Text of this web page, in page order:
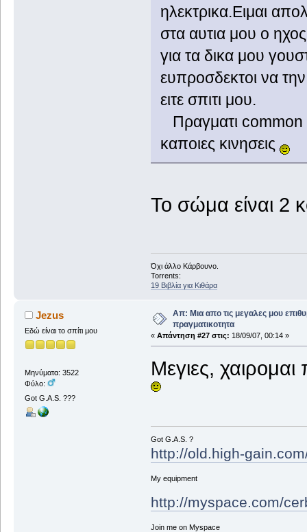
ηλεκτρικα.Ειμαι
στα αυτια μου ο
για τα δικα μου
ευπροσδεκτοι να
ειτε σπιτι μου.
Πραγματι common
καποιες κινησεις
Το σώμα είναι 2
Όχι άλλο Κάρβουνο.
Torrents:
19 Βιβλία για Κιθάρα
Jezus
Εδώ είναι το σπίτι μου
Μηνύματα: 3522
Φύλο:
Got G.A.S. ???
Απ: Μια απο τις μεγαλες μου
πραγματικοτητα
« Απάντηση #27 στις: 18/09/07, 00:14 »
Μεγιες,
Got G.A.S. ?
http://old.high-
My equipment
http://myspace.com/
Join me on Myspace